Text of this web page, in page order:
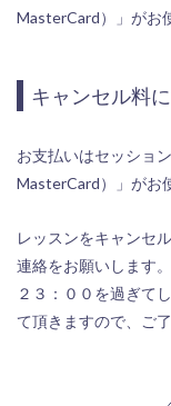
MasterCard）」がお
キャンセル料
お支払いはセッショ
MasterCard）」がお
レッスンをキャンセ
連絡をお願いします。
２３：００を過ぎて
て頂きますので、ご